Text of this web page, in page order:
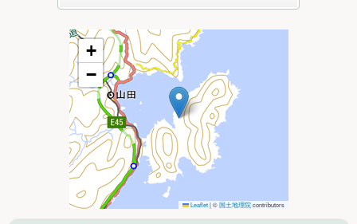
+
−
Leaflet |©国土地理院contributors